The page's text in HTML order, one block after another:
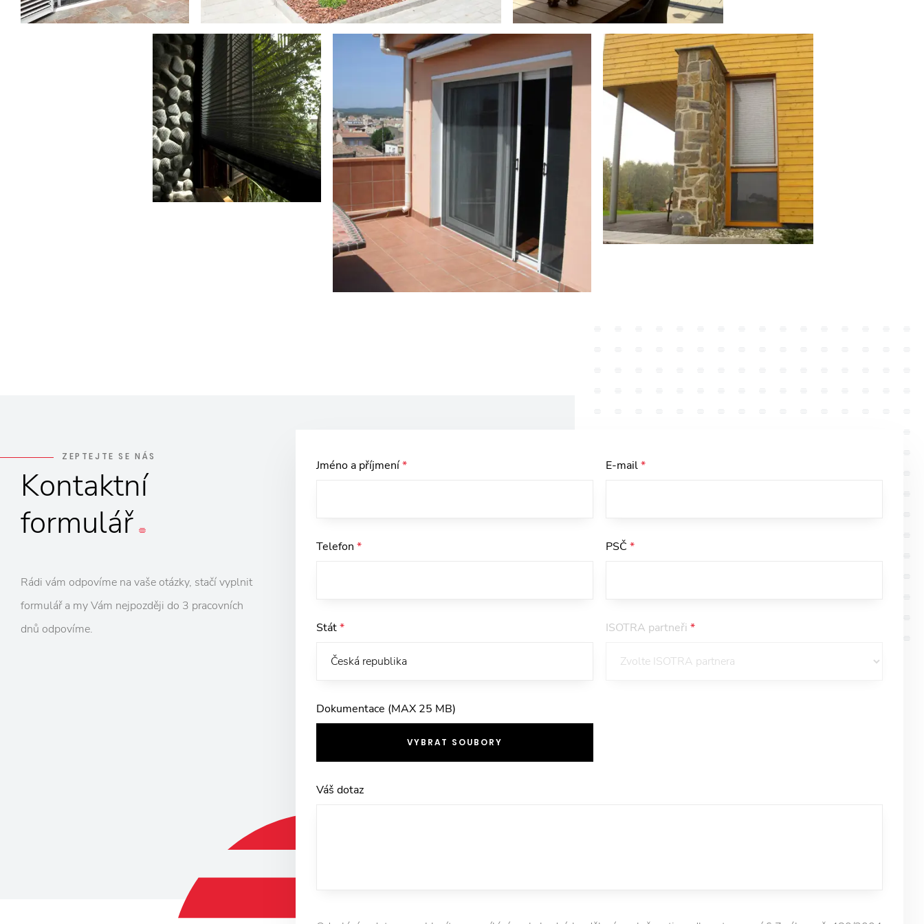
ZEPTEJTE SE NÁS
Kontaktní
formulář
Rádi vám odpovíme na vaše otázky, stačí vyplnit
formulář a my Vám nejpozději do 3 pracovních
dnů odpovíme.
Jméno a příjmení* E-mail*
Telefon * PSČ*
Stát* ISOTRA partneři*
Dokumentace (MAX 25 MB)
VYBRAT SOUBORY
Váš dotaz